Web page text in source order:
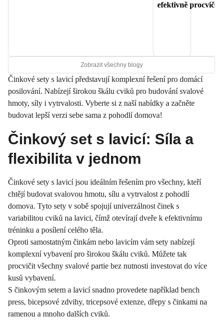
efektivně
Zobrazit všechny blogy
Činkové sety s lavicí představují komplexní řešení pro domácí
posilování. Nabízejí širokou škálu cviků pro budování svalové
hmoty, síly i vytrvalosti. Vyberte si z naší nabídky a začněte
budovat lepší verzi sebe sama z pohodlí domova!
Činkový set s lavicí: Síla a
flexibilita v jednom
Činkové sety s lavicí jsou ideálním řešením pro všechny, kteří
chtějí budovat svalovou hmotu, sílu a vytrvalost z pohodlí
domova. Tyto sety v sobě spojují univerzálnost činek s
variabilitou cviků na lavici, čímž otevírají dveře k efektivnímu
tréninku a posílení celého těla.
Oproti samostatným činkám nebo lavicím vám sety nabízejí
komplexní vybavení pro širokou škálu cviků. Můžete tak
procvičit všechny svalové partie bez nutnosti investovat do více
kusů vybavení.
S činkovým setem a lavicí snadno provedete například bench
press, bicepsové zdvihy, tricepsové extenze, dřepy s činkami na
ramenou a mnoho dalších cviků.